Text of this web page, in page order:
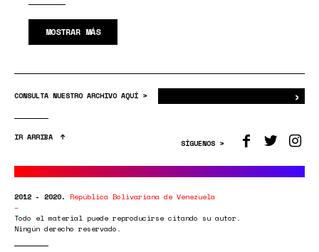
MOSTRAR MÁS
CONSULTA NUESTRO ARCHIVO AQUÍ > ›
IR ARRIBA
SÍGUENOS >
2012 - 2020. República Bolivariana de Venezuela
Todo el material puede reproducirse citando su autor.
Ningún derecho reservado.